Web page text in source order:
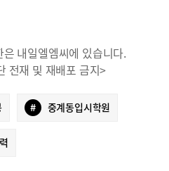
내일엘엠씨에 있습니다.
전재 및 재배포 금지>
# 중계동입시학원